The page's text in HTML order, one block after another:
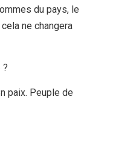
du pays, le
ne changera
?
paix. Peuple de